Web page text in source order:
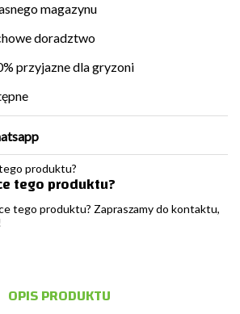
magazynu
doradztwo
przyjazne dla gryzoni
tego produktu?
tego produktu? Zapraszamy do kontaktu,
OPIS PRODUKTU